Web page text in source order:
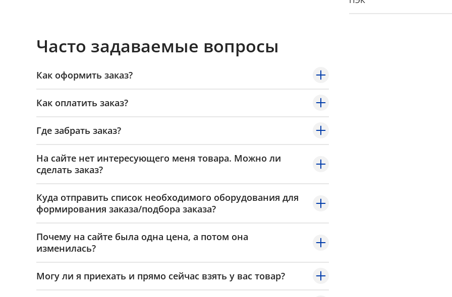
Часто задаваемые вопросы
Как оформить заказ?
Как оплатить заказ?
Где забрать заказ?
На сайте нет интересующего меня товара. Можно ли
сделать заказ?
Куда отправить список необходимого оборудования для
формирования заказа/подбора заказа?
Почему на сайте была одна цена, а потом она
изменилась?
Могу ли я приехать и прямо сейчас взять у вас товар?